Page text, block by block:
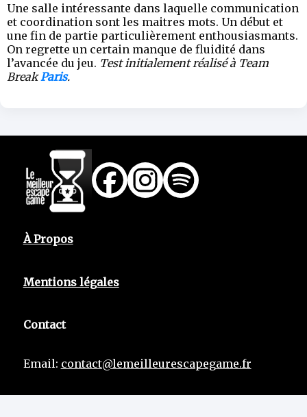
Une salle intéressante dans laquelle communication
et coordination sont les maitres mots. Un début et
une fin de partie particulièrement enthousiasmants.
On regrette un certain manque de fluidité dans
l’avancée du jeu. Test initialement réalisé à Team
BreakParis.
À Propos
Mentions légales
Contact
Email: contact@lemeilleurescapegame.fr